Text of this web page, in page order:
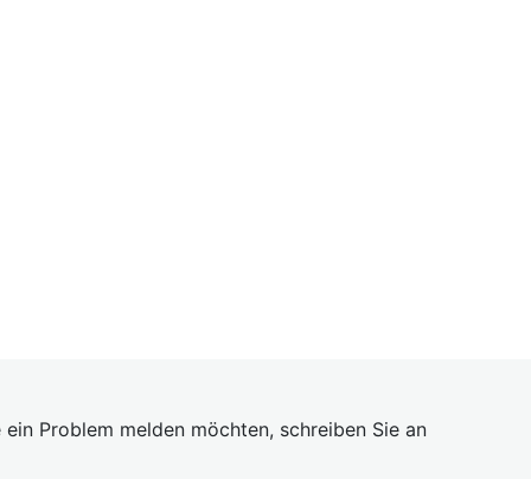
Problem melden möchten, schreiben Sie an